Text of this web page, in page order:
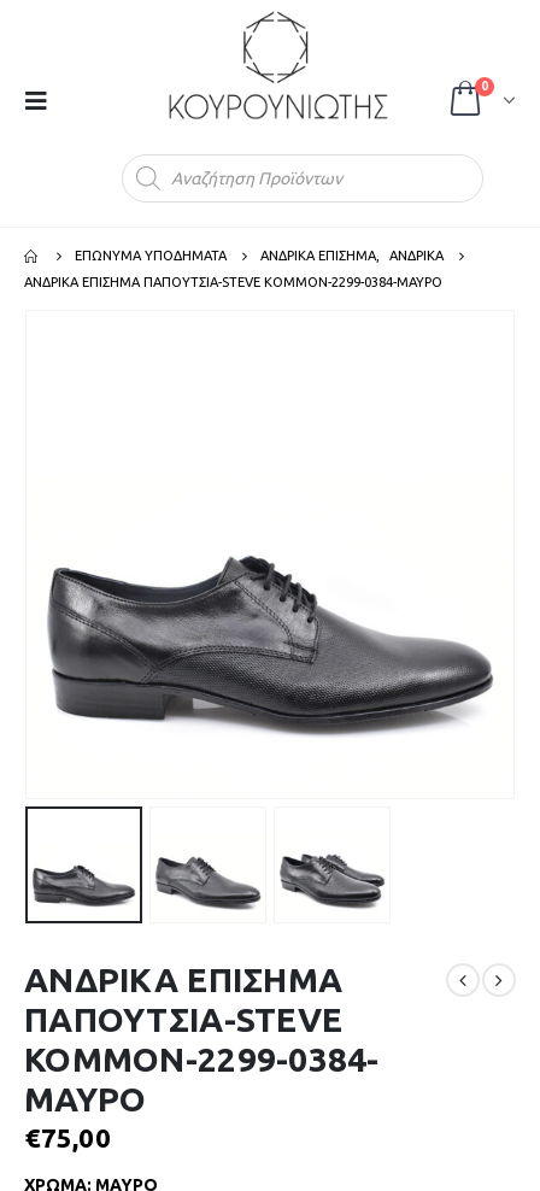
0
ΕΠΩΝΥΜΑ ΥΠΟΔΗΜΑΤΑ ΑΝΔΡΙΚΑ ΕΠΙΣΗΜΑ
ΑΝΔΡΙΚΑ
ΑΝΔΡΙΚΑ ΕΠΙΣΗΜΑ ΠΑΠΟΥΤΣΙΑ-STEVE KOMMON-2299-0384-ΜΑΥΡΟ
ΑΝΔΡΙΚΑ ΕΠΙΣΗΜΑ
ΠΑΠΟΥΤΣΙΑ-STEVE
KOMMON-2299-0384-
ΜΑΥΡΟ
€75,00
ΧΡΩΜΑ: ΜΑΥΡΟ